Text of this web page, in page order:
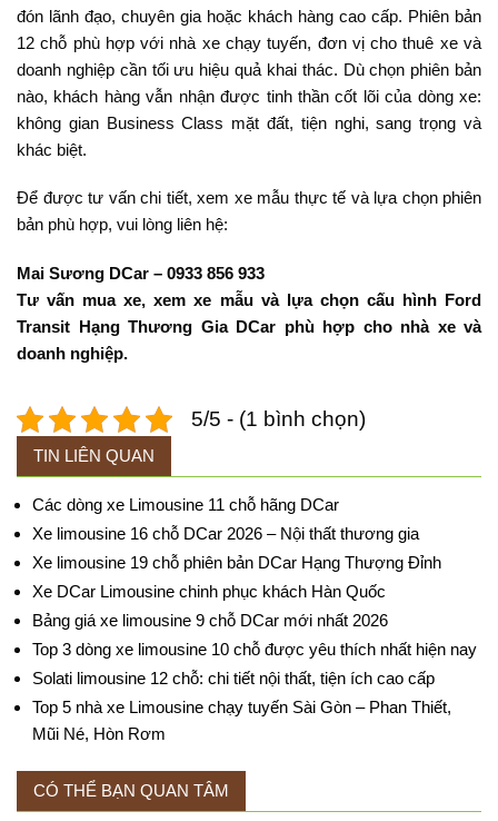
đón lãnh đạo, chuyên gia hoặc khách hàng cao cấp. Phiên bản
12 chỗ phù hợp với nhà xe chạy tuyến, đơn vị cho thuê xe và
doanh nghiệp cần tối ưu hiệu quả khai thác. Dù chọn phiên bản
nào, khách hàng vẫn nhận được tinh thần cốt lõi của dòng xe:
không gian Business Class mặt đất, tiện nghi, sang trọng và
khác biệt.
Để được tư vấn chi tiết, xem xe mẫu thực tế và lựa chọn phiên
bản phù hợp, vui lòng liên hệ:
Mai Sương DCar – 0933 856 933
Tư vấn mua xe, xem xe mẫu và lựa chọn cấu hình Ford
Transit Hạng Thương Gia DCar phù hợp cho nhà xe và
doanh nghiệp.
5/5 - (1 bình chọn)
TIN LIÊN QUAN
Các dòng xe Limousine 11 chỗ hãng DCar
Xe limousine 16 chỗ DCar 2026 – Nội thất thương gia
Xe limousine 19 chỗ phiên bản DCar Hạng Thượng Đỉnh
Xe DCar Limousine chinh phục khách Hàn Quốc
Bảng giá xe limousine 9 chỗ DCar mới nhất 2026
Top 3 dòng xe limousine 10 chỗ được yêu thích nhất hiện nay
Solati limousine 12 chỗ: chi tiết nội thất, tiện ích cao cấp
Top 5 nhà xe Limousine chạy tuyến Sài Gòn – Phan Thiết,
Mũi Né, Hòn Rơm
CÓ THỂ BẠN QUAN TÂM